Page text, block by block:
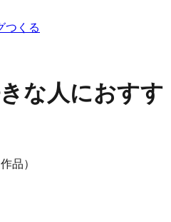
つくる
な人におすす
品）